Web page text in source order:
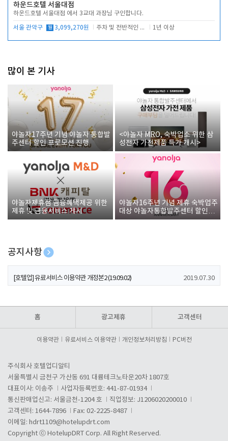
하운드호텔 서울대점
하운드호텔 서울대점 에서 3교대 과장님 구인합니다.
서울 관악구 월 3,099,270원 주차 및 전반적인 당번업무 1년 이상
많이 본 기사
야놀자17주년 기념 야놀자 통합발
주센터 할인 프로모션 진행
<야놀자 MRO, 숙박업소 위한 삼
성전자 가전제품 특가 개시>
야놀자제휴점 금융혜택제공 위한
제휴 및 금융서비스 게시
야놀자16주년 기념 제휴 숙박업주
대상 야놀자통합발주센터 할인쿠
폰 증정
공지사항
[호텔업] 개인정보 처리방침 개정본1 (19.09.02)
[호텔업] 유료서비스 이용약관 개정본2 (19.09.02) 2019.07.30
홈 광고제휴 고객센터
이용약관 유료서비스 이용약관 개인정보처리방침 PC버전
주식회사 호텔업디알티
서울특별시 금천구 가산동 691 대륭테크노타운20차 1807호
대표이사: 이송주
사업자등록번호: 441-87-01934
통신판매업신고: 서울금천-1204 호
직업정보: J1206020200010
고객센터: 1644-7896
Fax: 02-2225-8487
이메일: hdrt1109@hotelupdrt.com
Copyright ⓒ HotelupDRT Corp. All Right Reserved.